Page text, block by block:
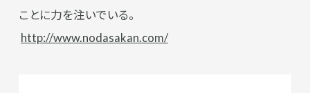
ことに力を注いでいる。
http://www.nodasakan.com/